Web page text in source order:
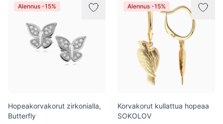
Alennus -15%
Hopeakorvakorut zirkonialla,
Butterfly
Alennus -15%
Korvakorut kullattua hopeaa
SOKOLOV